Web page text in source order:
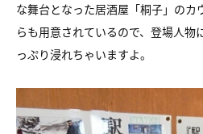
な舞台となった居酒屋「桐子」のカ
らも用意されているので、登場人物
っぷり浸れちゃいますよ。